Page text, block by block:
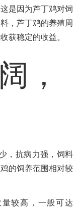
是因为芦丁鸡对饲
，芦丁鸡的养殖周
获稳定的收益。
，
，抗病力强，饲料
的饲养范围相对较
较高，一般可达